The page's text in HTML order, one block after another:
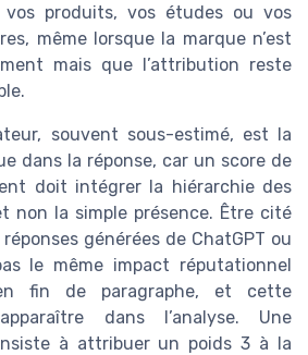
produits, vos études ou vos
même lorsque la marque n’est
mais que l’attribution reste
souvent sous-estimé, est la
dans la réponse, car un score de
doit intégrer la hiérarchie des
non la simple présence. Être cité
générées de ChatGPT ou
le même impact réputationnel
fin de paragraphe, et cette
dans l’analyse. Une
à attribuer un poids 3 à la